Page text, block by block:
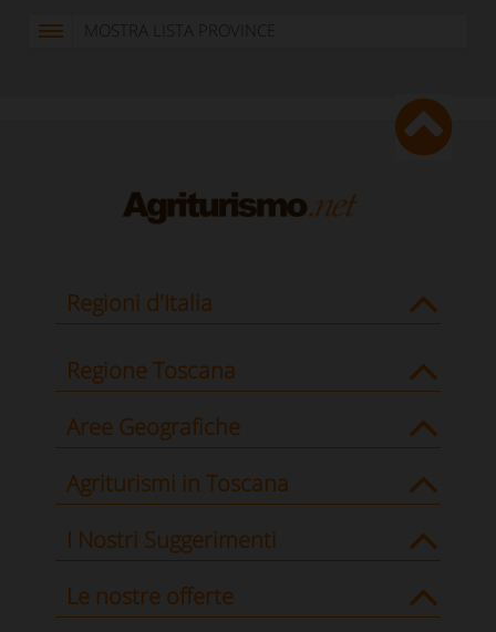
MOSTRA LISTA PROVINCE
Regioni d'Italia
Regione Toscana
Aree Geografiche
Agriturismi in Toscana
I Nostri Suggerimenti
Le nostre offerte